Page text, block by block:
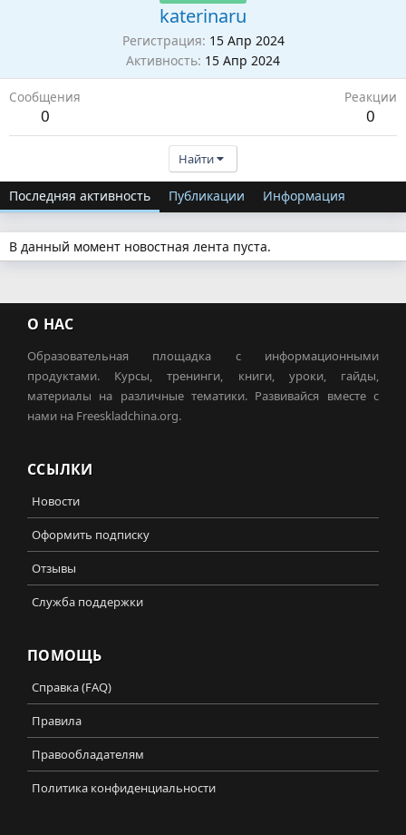
katerinaru
Регистрация 15 Апр 2024
Активность 15 Апр 2024
Сообщения
0
Реакции
0
Найти
Последняя активность Публикации Информация
В данный момент новостная лента пуста.
О НАС
Образовательная площадка с информационными
продуктами. Курсы, тренинги, книги, уроки, гайды,
материалы на различные тематики. Развивайся вместе с
нами на Freeskladchina.org.
ССЫЛКИ
Новости
Оформить подписку
Отзывы
Служба поддержки
ПОМОЩЬ
Справка (FAQ)
Правила
Правообладателям
Политика конфиденциальности